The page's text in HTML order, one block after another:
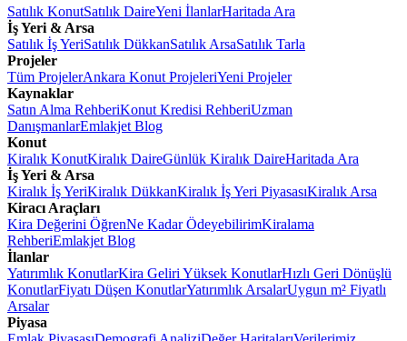
Satılık KonutSatılık DaireYeni İlanlarHaritada Ara
İş Yeri & Arsa
Satılık İş YeriSatılık DükkanSatılık ArsaSatılık Tarla
Projeler
Tüm ProjelerAnkara Konut ProjeleriYeni Projeler
Kaynaklar
Satın Alma RehberiKonut Kredisi RehberiUzman
DanışmanlarEmlakjet Blog
Konut
Kiralık KonutKiralık DaireGünlük Kiralık DaireHaritada Ara
İş Yeri & Arsa
Kiralık İş YeriKiralık DükkanKiralık İş Yeri PiyasasıKiralık Arsa
Kiracı Araçları
Kira Değerini ÖğrenNe Kadar ÖdeyebilirimKiralama
RehberiEmlakjet Blog
İlanlar
Yatırımlık KonutlarKira Geliri Yüksek KonutlarHızlı Geri Dönüşlü
KonutlarFiyatı Düşen KonutlarYatırımlık ArsalarUygun m² Fiyatlı
Arsalar
Piyasa